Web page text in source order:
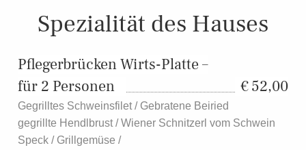
Spezialität des Hauses
Pflegerbrücken Wirts-Platte –
für 2 Personen
52,00
Gegrilltes Schweinsfilet / Gebratene Beiried
gegrillte Hendlbrust / Wiener Schnitzerl vom Schwein
Speck / Grillgemüse /